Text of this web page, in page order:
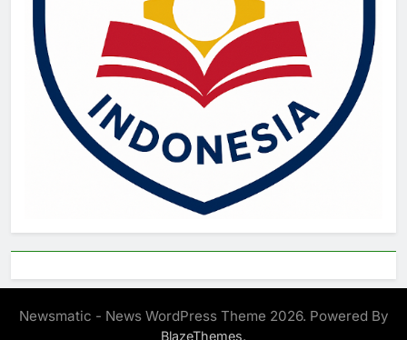
Newsmatic - News WordPress Theme 2026. Powered By
BlazeThemes.